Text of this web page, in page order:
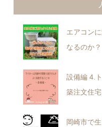
エアコン
なるのか
設備編 4.
築注文住
岡崎市で